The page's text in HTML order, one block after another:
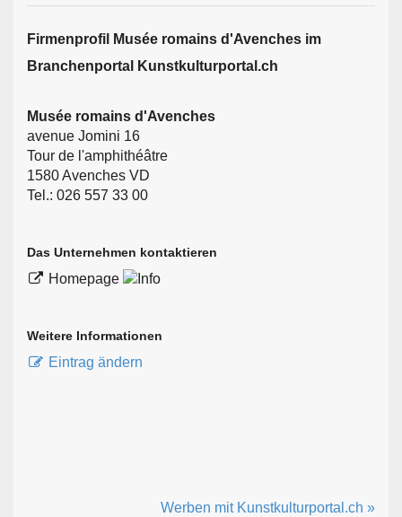
Firmen­profil Musée romains d'Avenches im
Branchen­portal Kunstkulturportal.ch
Musée romains d'Avenches
avenue Jomini 16
Tour de l'amphithéâtre
1580 Avenches VD
Tel.: 026 557 33 00
Das Unternehmen kontaktieren
Homepage
Weitere Informationen
Eintrag ändern
Werben mit Kunstkulturportal.ch »